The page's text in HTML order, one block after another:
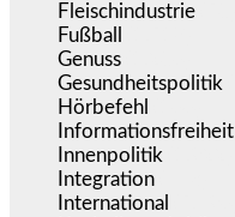
Fleischindustrie
Fußball
Genuss
Gesundheitspolitik
Hörbefehl
Informationsfreiheit
Innenpolitik
Integration
International